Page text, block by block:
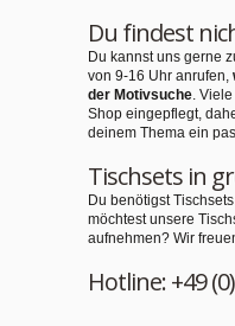
Du findest
Du kannst uns gerne
von 9-16 Uhr anrufen,
der Motivsuche.
Shop eingepflegt,
deinem Thema ein
Tischsets in
Du benötigst
möchtest unsere
aufnehmen? Wir
Hotline: +49